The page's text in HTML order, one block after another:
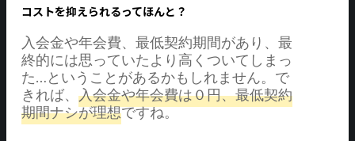
コストを抑えられるってほんと？
入会金や年会費、最低契約期間があり、最
終的には思っていたより高くついてしまっ
た…ということがあるかもしれません。で
きれば、入会金や年会費は０円、最低契約
期間ナシが理想ですね。